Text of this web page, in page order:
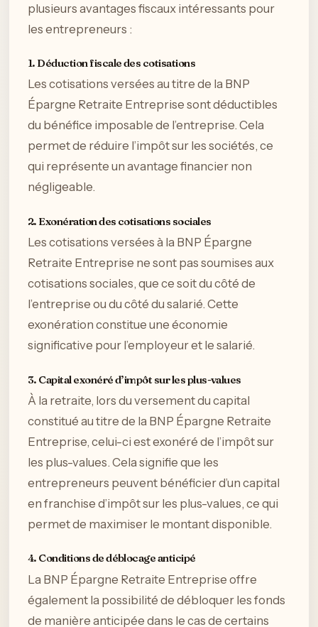
plusieurs avantages fiscaux intéressants pour
les entrepreneurs :
1. Déduction fiscale des cotisations
Les cotisations versées au titre de la BNP
Épargne Retraite Entreprise sont déductibles
du bénéfice imposable de l’entreprise. Cela
permet de réduire l’impôt sur les sociétés, ce
qui représente un avantage financier non
négligeable.
2. Exonération des cotisations sociales
Les cotisations versées à la BNP Épargne
Retraite Entreprise ne sont pas soumises aux
cotisations sociales, que ce soit du côté de
l’entreprise ou du côté du salarié. Cette
exonération constitue une économie
significative pour l’employeur et le salarié.
3. Capital exonéré d’impôt sur les plus-values
À la retraite, lors du versement du capital
constitué au titre de la BNP Épargne Retraite
Entreprise, celui-ci est exonéré de l’impôt sur
les plus-values. Cela signifie que les
entrepreneurs peuvent bénéficier d’un capital
en franchise d’impôt sur les plus-values, ce qui
permet de maximiser le montant disponible.
4. Conditions de déblocage anticipé
La BNP Épargne Retraite Entreprise offre
également la possibilité de débloquer les fonds
de manière anticipée dans le cas de certains